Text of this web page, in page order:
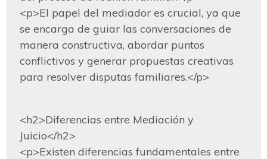
<p>El papel del mediador es crucial, ya que
se encarga de guiar las conversaciones de
manera constructiva, abordar puntos
conflictivos y generar propuestas creativas
para resolver disputas familiares.</p>
<h2>Diferencias entre Mediación y
Juicio</h2>
<p>Existen diferencias fundamentales entre